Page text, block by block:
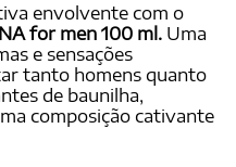
envolvente com o
for men 100 ml. Uma
e sensações
tanto homens quanto
de baunilha,
composição cativante